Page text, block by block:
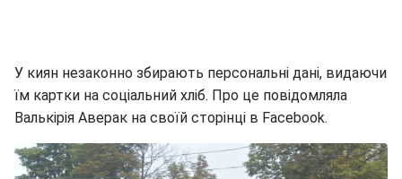
У киян незаконно збирають персональні дані, видаючи
їм картки на соціальний хліб. Про це повідомляла
Валькірія Аверак на своїй сторінці в Facebook.